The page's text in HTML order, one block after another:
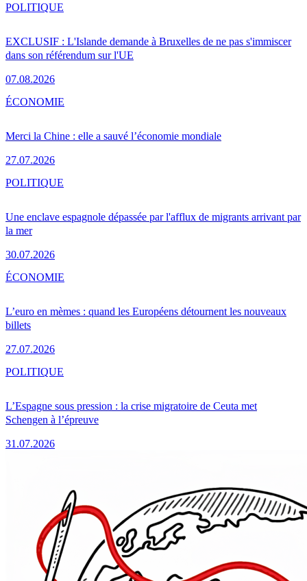
EXCLUSIF : L'Islande demande à Bruxelles de ne pas s'immiscer
dans son référendum sur l'UE
07.08.2026
POLITIQUE
Merci la Chine : elle a sauvé l’économie mondiale
27.07.2026
ÉCONOMIE
Une enclave espagnole dépassée par l'afflux de migrants arrivant par
la mer
30.07.2026
POLITIQUE
L’euro en mèmes : quand les Européens détournent les nouveaux
billets
27.07.2026
ÉCONOMIE
L’Espagne sous pression : la crise migratoire de Ceuta met
Schengen à l’épreuve
31.07.2026
POLITIQUE